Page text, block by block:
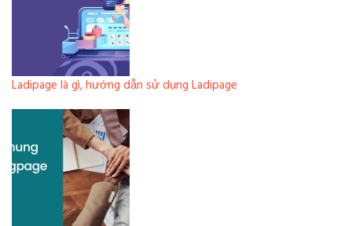
Ladipage là gì, hướng dẫn sử dụng Ladipage